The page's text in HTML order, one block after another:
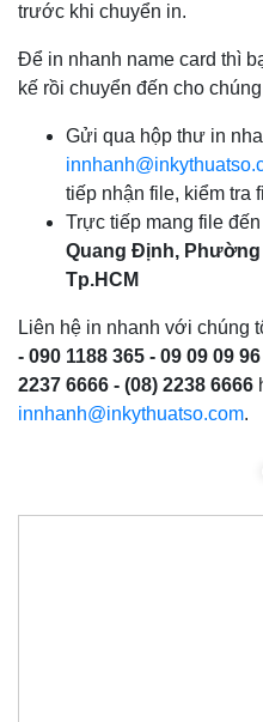
trước khi chuyển in.
Để in nhanh name card thì
kế rồi chuyển đến cho
Gửi qua hộp thư in
tiếp nhận file, kiểm tra
Trực tiếp mang file
Quang Định, Phường
Tp.HCM
Liên hệ in nhanh với chúng
- 090 1188 365 - 09 09 09
2237 6666 - (08) 2238 6666
innhanh@inkythuatso.com.